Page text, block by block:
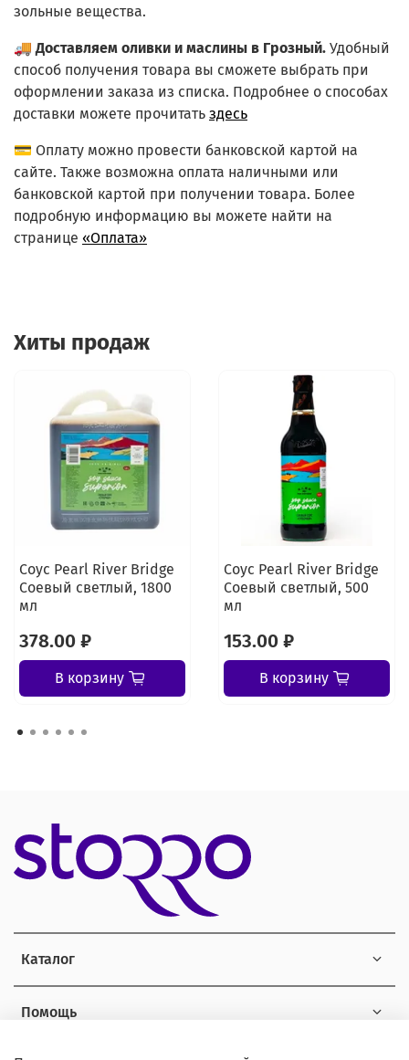
зольные вещества.
🚚Доставляем оливки и маслины в Грозный. Удобный
способ получения товара вы сможете выбрать при
оформлении заказа из списка. Подробнее о способах
доставки можете прочитать здесь
💳 Оплату можно провести банковской картой на
сайте. Также возможна оплата наличными или
банковской картой при получении товара. Более
подробную информацию вы можете найти на
странице «Оплата»
Хиты продаж
Соус Pearl River Bridge
Соевый светлый, 1800
мл
378.00 ₽
В корзину
Соус Pearl River Bridge
Соевый светлый, 500
мл
153.00 ₽
В корзину
Каталог
Помощь